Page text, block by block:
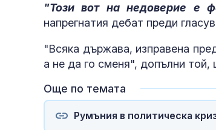
"Този вот на недоверие е
напрегнатия дебат преди
"Всяка държава, изправена
а не да го сменя", допълни
Още по темата
Румъния в политическа